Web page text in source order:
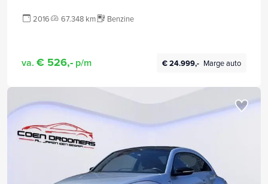
2016 67.348 km Benzine
va. € 526,- p/m € 24.999,- Marge auto